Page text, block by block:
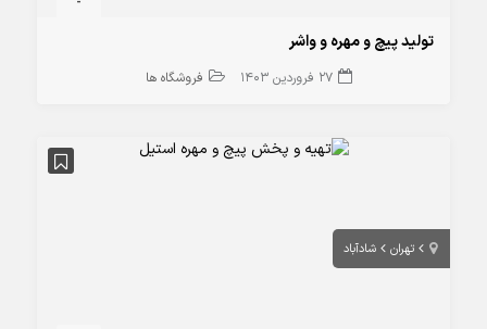
تولید پیچ و مهره و واشر
27 فروردین 1403 فروشگاه ها
تهران شادآباد